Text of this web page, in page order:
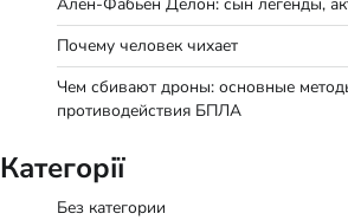
Ален-Фабьен Делон: сын легенды,
Почему человек чихает
Чем сбивают дроны: основные
противодействия БПЛА
Категорії
Без категории